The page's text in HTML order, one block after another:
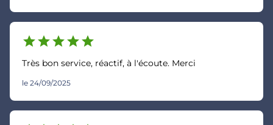
starstarstarstarstar
Très bon service, réactif, à l'écoute. Merci
le 24/09/2025